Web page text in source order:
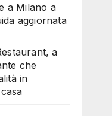
a Milano a
aggiornata
a
che
in